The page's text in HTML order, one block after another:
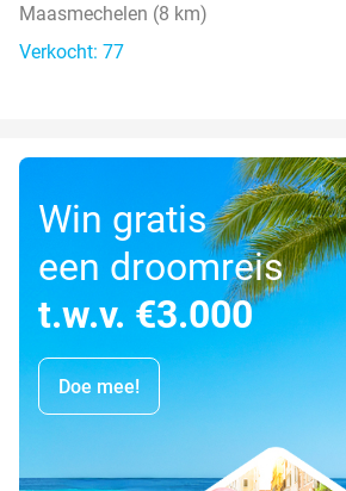
Maasmechelen (8 km)
Verkocht: 77
Win gratis
een droomreis
t.w.v. €3.000
Doe mee!